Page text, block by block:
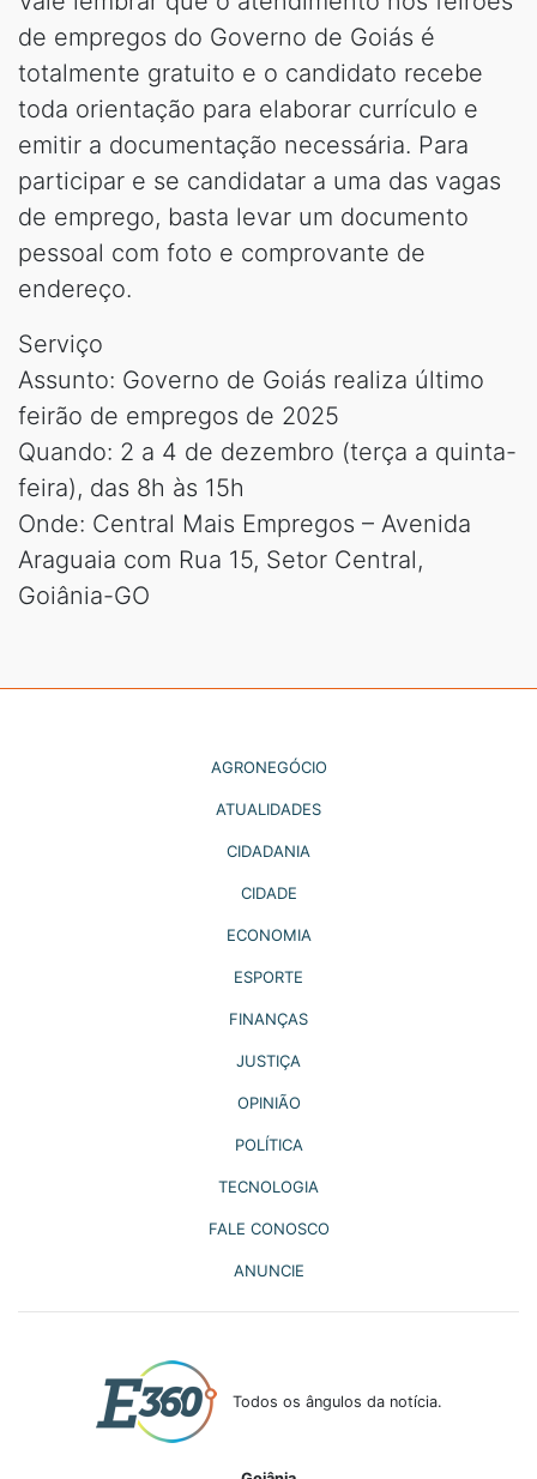
de empregos do Governo de Goiás é
totalmente gratuito e o candidato recebe
toda orientação para elaborar currículo e
emitir a documentação necessária. Para
participar e se candidatar a uma das vagas
de emprego, basta levar um documento
pessoal com foto e comprovante de
endereço.
Serviço
Assunto: Governo de Goiás realiza último
feirão de empregos de 2025
Quando: 2 a 4 de dezembro (terça a quinta-
feira), das 8h às 15h
Onde: Central Mais Empregos – Avenida
Araguaia com Rua 15, Setor Central,
Goiânia-GO
AGRONEGÓCIO
ATUALIDADES
CIDADANIA
CIDADE
ECONOMIA
ESPORTE
FINANÇAS
JUSTIÇA
OPINIÃO
POLÍTICA
TECNOLOGIA
FALE CONOSCO
ANUNCIE
Todos os ângulos da notícia.